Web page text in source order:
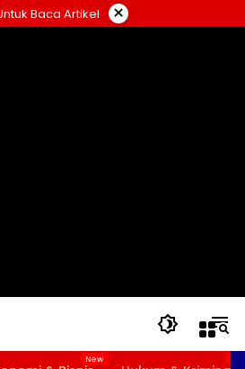
Baca Artikel ×